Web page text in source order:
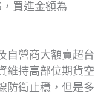
買進金額為
自營商大額賣超台
維持高部位期貨空
防衛止穩，但是多